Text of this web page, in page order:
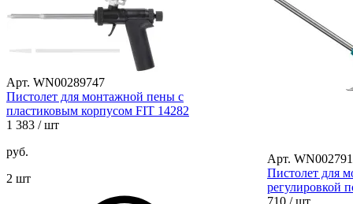
Арт. WN00289747
Пистолет для монтажной пены с
пластиковым корпусом FIT 14282
1 383 / шт
руб.
2 шт
Арт.
Пистолет для
регулировкой
710 / шт